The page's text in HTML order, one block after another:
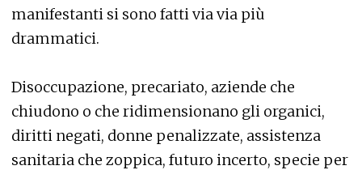
manifestanti si sono fatti via via più
drammatici.
Disoccupazione, precariato, aziende che
chiudono o che ridimensionano gli organici,
diritti negati, donne penalizzate, assistenza
sanitaria che zoppica, futuro incerto, specie per